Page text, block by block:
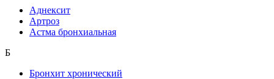
Аднексит
Артроз
Астма бронхиальная
Б
Бронхит хронический